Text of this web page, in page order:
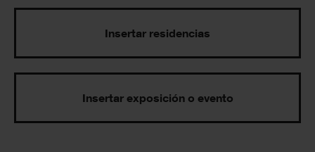
Insertar residencias
Insertar exposición o evento